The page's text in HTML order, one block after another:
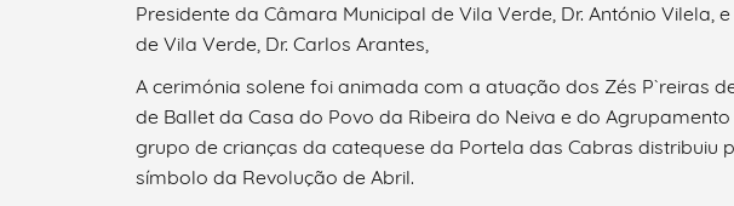
Presidente da Câmara Municipal de Vila Verde, Dr. António Vilela,
de Vila Verde, Dr. Carlos Arantes,
A cerimónia solene foi animada com a atuação dos Zés P`reiras
de Ballet da Casa do Povo da Ribeira do Neiva e do
grupo de crianças da catequese da Portela das Cabras distribuiu
símbolo da Revolução de Abril.